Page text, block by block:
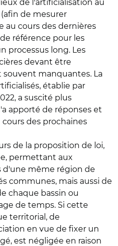
de l'artificialisation au
de mesurer
au cours des dernières
référence pour les
processus long. Les
devant être
manquantes. La
établie par
a suscité plus
apporté de réponses et
des prochaines
de la proposition de loi,
permettant aux
d'une même région de
communes, mais aussi de
chaque bassin ou
de temps. Si cette
territorial, de
en vue de fixer un
est négligée en raison